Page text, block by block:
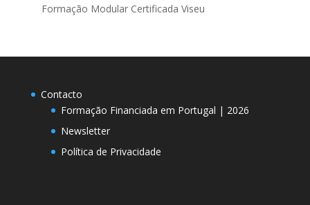
Formação Modular Certificada Viseu
Contacto
Formação Financiada em Portugal | 2026
Newsletter
Política de Privacidade